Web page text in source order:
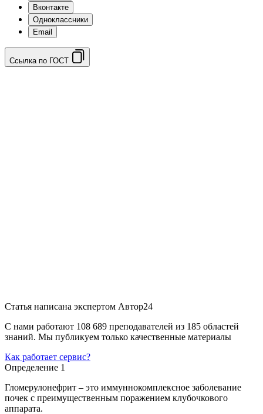
Вконтакте
Одноклассники
Email
Ссылка по ГОСТ
Статья написана экспертом Автор24
С нами работают 108 689 преподавателей из 185 областей
знаний. Мы публикуем только качественные материалы
Как работает сервис?
Определение 1
Гломерулонефрит – это иммуннокомплексное заболевание
почек с преимущественным поражением клубочкового
аппарата.